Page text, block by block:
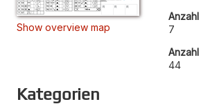
Show overview map
7
44
Kategorien